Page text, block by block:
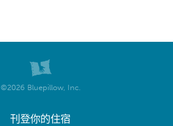
©2026 Bluepillow, Inc.
刊登你的住宿